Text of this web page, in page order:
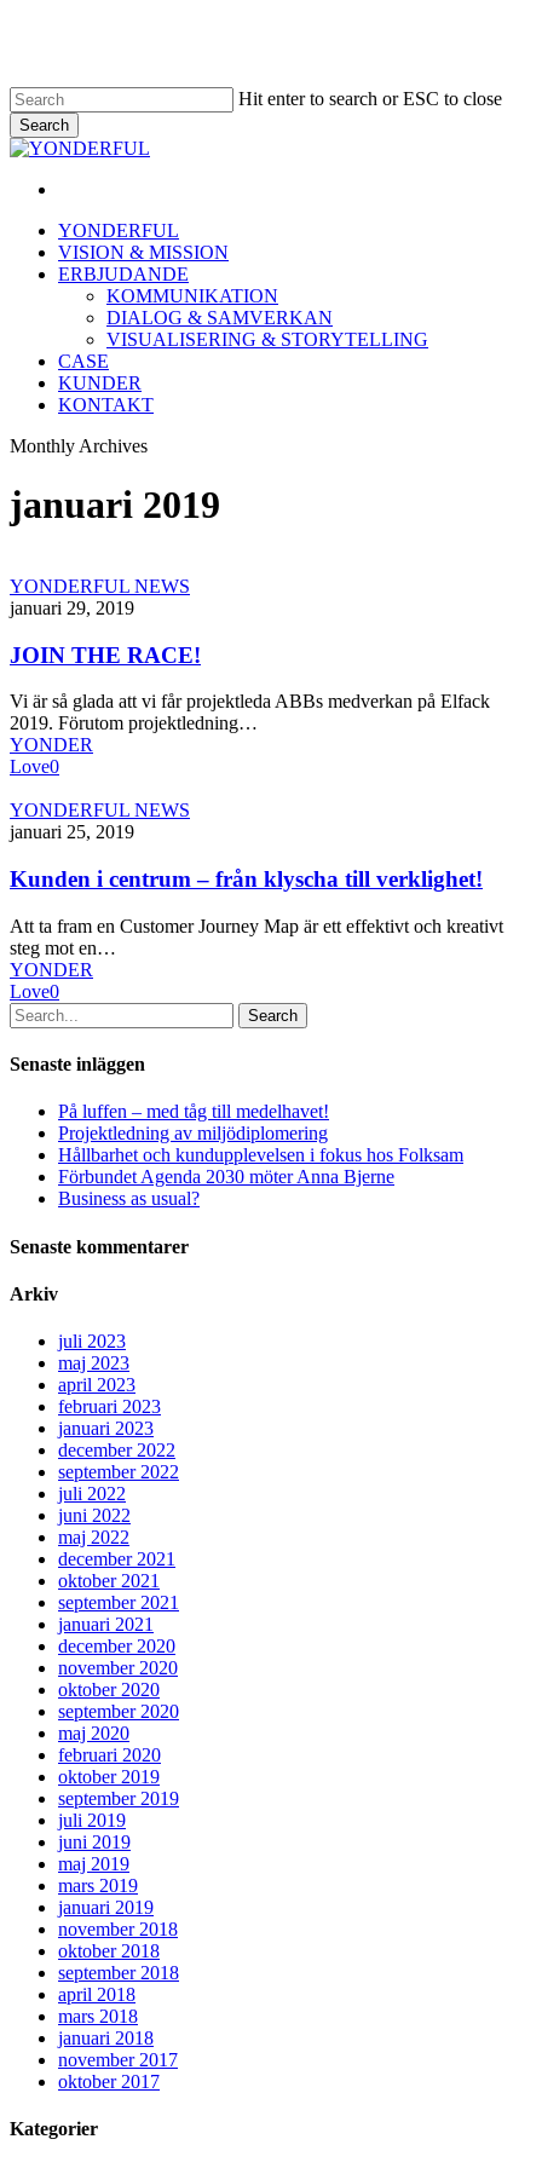
content
Hit enter to search or ESC to close
Search
Close
Menu
Menu
YONDERFUL
VISION & MISSION
ERBJUDANDE
KOMMUNIKATION
DIALOG & SAMVERKAN
VISUALISERING & STORYTELLING
CASE
KUNDER
KONTAKT
Monthly Archives
januari 2019
JOIN
THE
YONDERFUL NEWS
januari 29, 2019
JOIN THE RACE!
Vi är så glada att vi får projektleda ABBs medverkan på Elfack
2019. Förutom projektledning…
YONDER
Love0
Kunden
i
–
från
klyscha
till
verklighet!
YONDERFUL NEWS
januari 25, 2019
Kunden i centrum – från klyscha till verklighet!
Att ta fram en Customer Journey Map är ett effektivt och kreativt
steg mot en…
YONDER
Love0
Search
Senaste inläggen
På luffen – med tåg till medelhavet!
Projektledning av miljödiplomering
Hållbarhet och kundupplevelsen i fokus hos Folksam
Förbundet Agenda 2030 möter Anna Bjerne
Business as usual?
Senaste kommentarer
Arkiv
juli 2023
maj 2023
april 2023
februari 2023
januari 2023
december 2022
september 2022
juli 2022
juni 2022
maj 2022
december 2021
oktober 2021
september 2021
januari 2021
december 2020
november 2020
oktober 2020
september 2020
maj 2020
februari 2020
oktober 2019
september 2019
juli 2019
juni 2019
maj 2019
mars 2019
januari 2019
november 2018
oktober 2018
september 2018
april 2018
mars 2018
januari 2018
november 2017
oktober 2017
Kategorier